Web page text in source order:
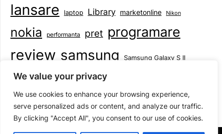
We value your privacy
We use cookies to enhance your browsing experience,
serve personalized ads or content, and analyze our traffic.
By clicking "Accept All", you consent to our use of cookies.
lansare laptop Library marketonline Nikon
nokia performanta pret programare
review samsung Samsung Galaxy S II
smartphone specificatii standarde